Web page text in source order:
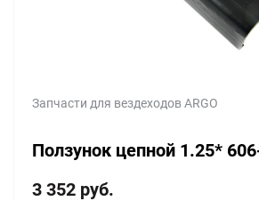
Запчасти для вездеходов ARGO
Ползунок цепной 1.25*
3 352 руб.